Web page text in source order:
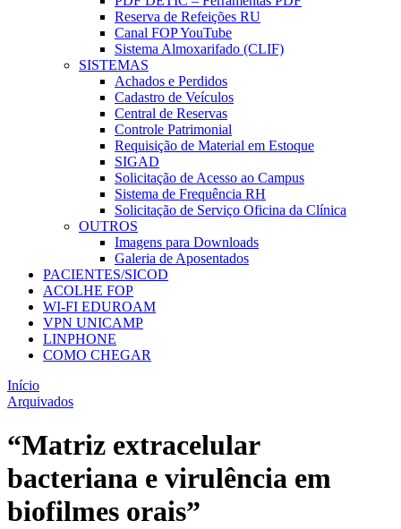
Reserva de Refeições RU
Canal FOP YouTube
Sistema Almoxarifado (CLIF)
SISTEMAS
Achados e Perdidos
Cadastro de Veículos
Central de Reservas
Controle Patrimonial
Requisição de Material em Estoque
SIGAD
Solicitação de Acesso ao Campus
Sistema de Frequência RH
Solicitação de Serviço Oficina da Clínica
OUTROS
Imagens para Downloads
Galeria de Aposentados
PACIENTES/SICOD
ACOLHE FOP
WI-FI EDUROAM
VPN UNICAMP
LINPHONE
COMO CHEGAR
Início
Arquivados
“Matriz extracelular
bacteriana e virulência em
biofilmes orais”